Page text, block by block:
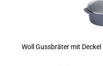
Woll Gussbräter mit Deckel